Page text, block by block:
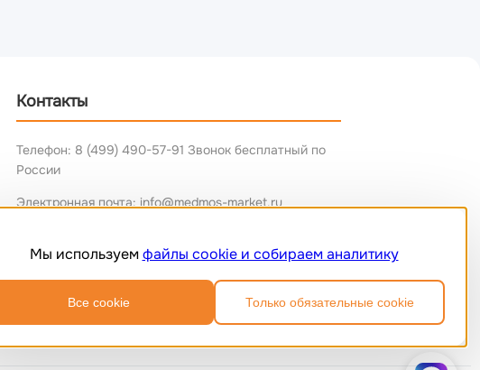
Контакты
Телефон: 8 (499) 490-57-91 Звонок бесплатный по
России
Электронная почта: info@medmos-market.ru
Мы используемфайлы cookie и собираем аналитику
Все cookie Только обязательные cookie